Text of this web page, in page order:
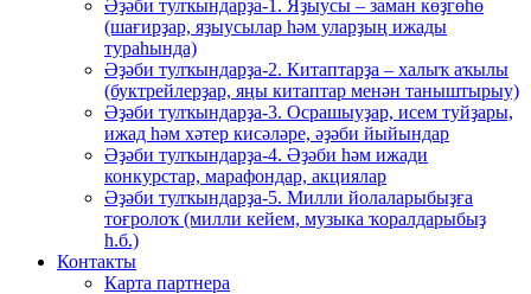
Әҙәби тулҡындарҙа-1. Яҙыусы – заман көҙгөһө
(шағирҙар, яҙыусылар һәм уларҙың ижады
тураһында)
Әҙәби тулҡындарҙа-2. Китаптарҙа – халыҡ аҡылы
(буктрейлерҙар, яңы китаптар менән таныштырыу)
Әҙәби тулҡындарҙа-3. Осрашыуҙар, исем туйҙары,
ижад һәм хәтер кисәләре, әҙәби йыйындар
Әҙәби тулҡындарҙа-4. Әҙәби һәм ижади
конкурстар, марафондар, акциялар
Әҙәби тулҡындарҙа-5. Милли йолаларыбыҙға
тоғролоҡ (милли кейем, музыка ҡоралдарыбыҙ
һ.б.)
Контакты
Карта партнера